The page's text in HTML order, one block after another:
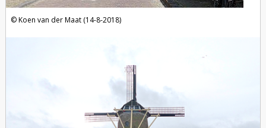
Koen van der Maat (14-8-2018)